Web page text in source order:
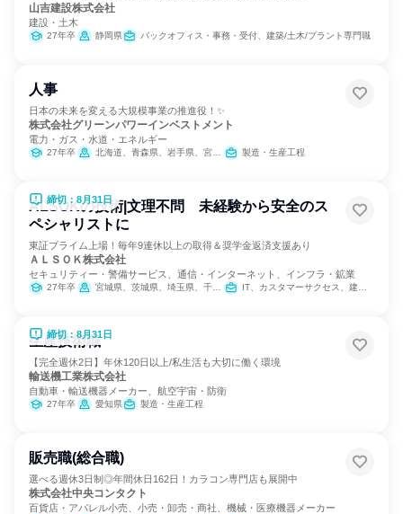
山吉建設株式会社
建設・土木
27年卒 静岡県 バックオフィス・事務・受付、建築/土木/プラント専門職
人事
日本の未来を変える大規模事業の推進役！✨
株式会社グリーンパワーインベストメント
電力・ガス・水道・エネルギー
27年卒 北海道、青森県、岩手県、宮城県、千葉県、東京都、福井県、三重県、滋賀県、島根県、高知県、宮崎県、鹿児島県 製造・生産工程
締切：8月31日
ALSOKの技術|文理不問 未経験から安全のス
ペシャリストに
東証プライム上場！毎年9連休以上の取得＆奨学金返済支援あり
ＡＬＳＯＫ株式会社
セキュリティー・警備サービス、通信・インターネット、インフラ・鉱業
27年卒 宮城県、茨城県、埼玉県、千葉県、東京都、神奈川県、山梨県、長野県、静岡県、愛知県、滋賀県、京都府、大阪府、兵庫県、奈良県、和歌山県、岡山県、山口県、徳島県、香川県、高知県、福岡県、熊本県、大分県 IT、カスタマーサクセス、建築/土木/プラント専門職
締切：8月31日
生産技術職
【完全週休2日】年休120日以上/私生活も大切に働く環境
輸送機工業株式会社
自動車・輸送機器メーカー、航空宇宙・防衛
27年卒 愛知県 製造・生産工程
販売職(総合職)
選べる週休3日制◎年間休日162日！カラコン専門店も展開中
株式会社中央コンタクト
百貨店・アパレル小売、小売・卸売・商社、機械・医療機器メーカー